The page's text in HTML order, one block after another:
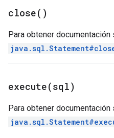
close( )
Para obtener
execute(sql)
Para obtener